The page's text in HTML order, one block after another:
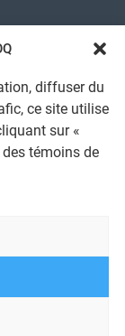
diffuser du
ce site utilise
sur «
témoins de